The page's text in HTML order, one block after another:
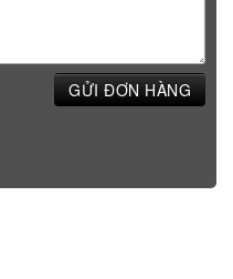
GỬI ĐƠN HÀNG